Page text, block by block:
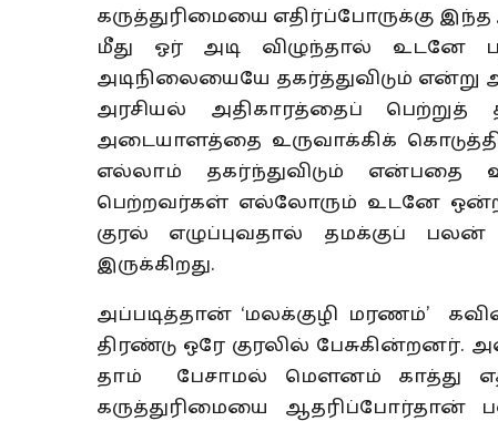
கருத்துரிமையை எதிர்ப்போருக்கு இந்த
மீது ஓர் அடி விழுந்தால் உடனே
அடிநிலையையே தகர்த்துவிடும்
அரசியல் அதிகாரத்தைப் பெற்றுத்
அடையாளத்தை உருவாக்கிக்
எல்லாம் தகர்ந்துவிடும்
பெற்றவர்கள் எல்லோரும் உடனே
குரல் எழுப்புவதால் தமக்குப் பலன்
இருக்கிறது.
அப்படித்தான் ‘மலக்குழி மரணம்’
திரண்டு ஒரே குரலில்
தாம் பேசாமல் மௌனம் காத்து
கருத்துரிமையை ஆதரிப்போர்தான்